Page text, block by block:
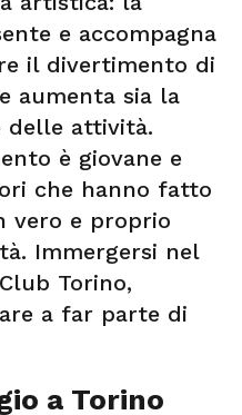
e accompagna
il divertimento di
aumenta sia la
delle attività.
è giovane e
che hanno fatto
vero e proprio
Immergersi nel
Torino,
a far parte di
a Torino